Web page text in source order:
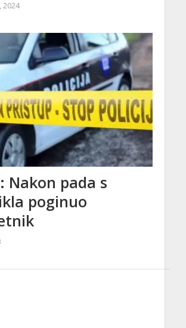
2024
Nakon pada s
poginuo